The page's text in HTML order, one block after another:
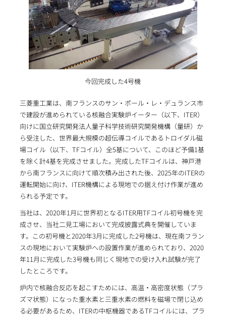
今回完成した4号機
三菱重工業は、南フランスのサン・ポール・レ・デュランス市
で建設が進められている核融合実験炉イーター（以下、ITER）
向けに国立研究開発法人量子科学技術研究開発機構（量研）か
ら受注した、世界最大規模の超伝導コイルであるトロイダル磁
場コイル（以下、TFコイル）全5基について、このほど予備1基
を除く計4基を完成させました。完成したTFコイルは、神戸港
から南フランスに向けて順次積み出された後、2025年のITERの
運転開始に向け、ITER機構による現地での据え付け作業が進め
られる予定です。
当社は、2020年1月に世界初となるITER用TFコイル初号機を完
成させ、当社二見工場において完成披露式典を開催していま
す。この初号機と2020年3月に完成した2号機は、現在南フラン
スの現地において実験炉への設置作業が進められており、2020
年11月に完成した3号機も同じく現地での受け入れ試験が完了
したところです。
炉内で核融合反応を起こすためには、高温・高密度状態（プラ
ズマ状態）になった重水素と三重水素の燃料を磁場で閉じ込め
る必要があるため、ITERの中枢機器であるTFコイルには、プラ